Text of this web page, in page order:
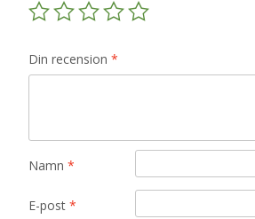
Din recension *
Namn *
E-post *